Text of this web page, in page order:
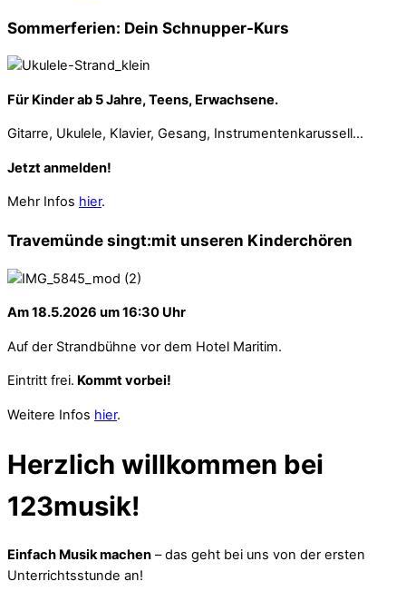
Sommerferien: Dein Schnupper-Kurs
Für Kinder ab 5 Jahre, Teens, Erwachsene.
Gitarre, Ukulele, Klavier, Gesang, Instrumentenkarussell…
Jetzt anmelden!
Mehr Infos hier.
Travemünde singt:mit unseren Kinderchören
Am 18.5.2026 um 16:30 Uhr
Auf der Strandbühne vor dem Hotel Maritim.
Eintritt frei. Kommt vorbei!
Weitere Infos hier.
Herzlich willkommen bei
123musik!
Einfach Musik machen – das geht bei uns von der ersten
Unterrichtsstunde an!